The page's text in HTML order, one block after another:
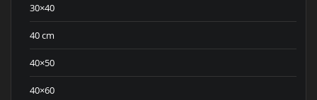
30×40
40 cm
40×50
40×60